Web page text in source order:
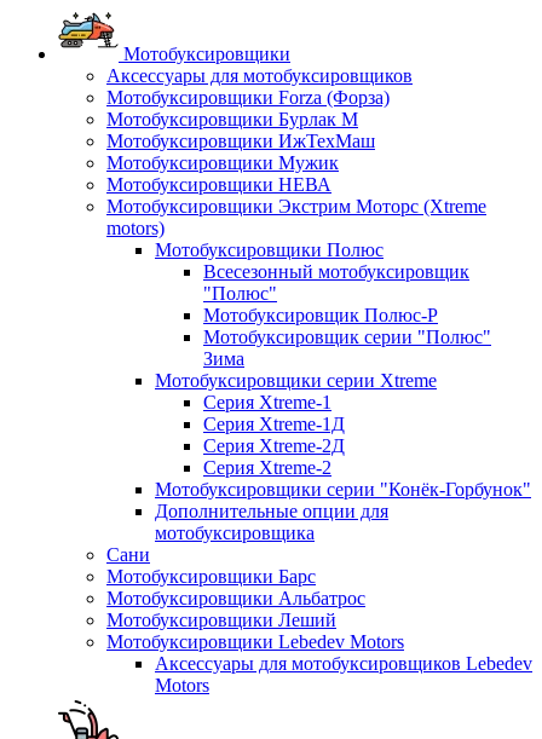
Мотобуксировщики
Аксессуары для мотобуксировщиков
Мотобуксировщики Forza (Форза)
Мотобуксировщики Бурлак М
Мотобуксировщики ИжТехМаш
Мотобуксировщики Мужик
Мотобуксировщики НЕВА
Мотобуксировщики Экстрим Моторс (Xtreme
motors)
Мотобуксировщики Полюс
Всесезонный мотобуксировщик
"Полюс"
Мотобуксировщик Полюс-Р
Мотобуксировщик серии "Полюс"
Зима
Мотобуксировщики серии Xtreme
Серия Xtreme-1
Серия Xtreme-1Д
Серия Xtreme-2Д
Серия Xtreme-2
Мотобуксировщики серии "Конёк-Горбунок"
Дополнительные опции для
мотобуксировщика
Сани
Мотобуксировщики Барс
Мотобуксировщики Альбатрос
Мотобуксировщики Леший
Мотобуксировщики Lebedev Motors
Аксессуары для мотобуксировщиков Lebedev
Motors